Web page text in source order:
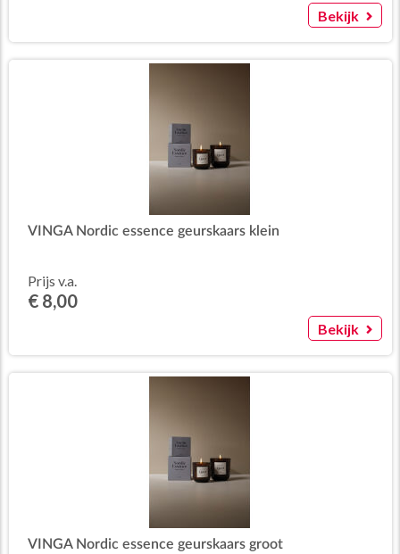
Bekijk
VINGA Nordic essence geurskaars klein
Prijs v.a.
€ 8,00
Bekijk
VINGA Nordic essence geurskaars groot